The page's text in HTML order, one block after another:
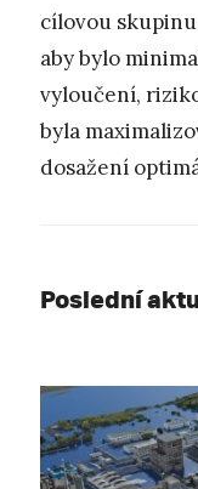
cílovou
aby bylo
vyloučení,
byla
dosažení
Poslední